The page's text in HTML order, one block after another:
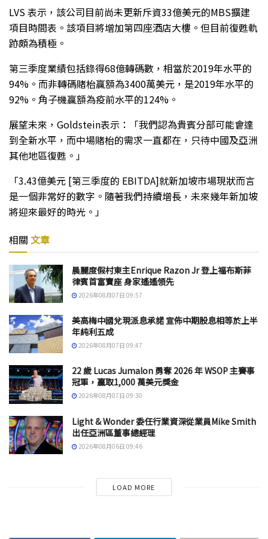
LVS 表示，該公司目前尚未更新斥資33億美元的MBS擴建
項目時間表。該項目將增加第四座酒店大樓。但目前復甦軌
跡頗為積極。
第三季度業績包括錄得68億轉碼數，相當於2019年水平的
94%。而非轉碼賭枱贏額為3400萬美元，是2019年水平的
92%。角子機贏額為疫前水平的124%。
展望未來，Goldstein表示：「我們認為貴賓分部可能會達
到全新水平，而中場賭枱的需求一直都在，只待中國及亞洲
其他地區復甦。」
「3.43億美元 [第三季度的 EBITDA]就新加坡市場現狀而言
是一個非常好的數字。隨著我們持續增長，未來幾年新加坡
將迎來最好的時光。」
相關 文章
晨麗度假村東主Enrique Razon Jr 登上福布斯菲
律賓首富寶座 身家遙遙領先
2026年08月07日 09:57
美高梅中國兌現派息承諾 宣佈中期股息相等於上半
年純利五成
2026年08月07日 09:47
22 歲 Lucas Jumalon 勇奪 2026 年 WSOP 主賽事
冠軍，贏取1,000 萬美元獎金
2026年08月07日 09:30
Light & Wonder 委任行業資深從業員Mike Smith
出任亞洲區董事總經理
2026年08月06日 09:46
LOAD MORE